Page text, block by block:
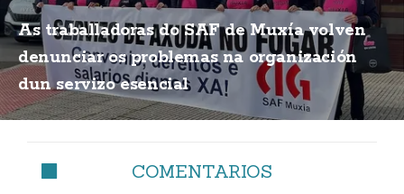
As traballadoras do SAF de Muxía volven
denunciar os problemas na organización
dun servizo esencial
COMENTARIOS